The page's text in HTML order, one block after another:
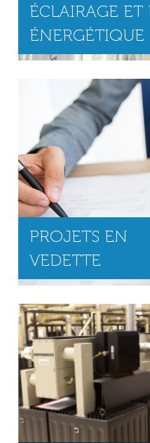
ÉCLAIRAGE ET
ÉNERGÉTIQUE
PROJETS EN
VEDETTE